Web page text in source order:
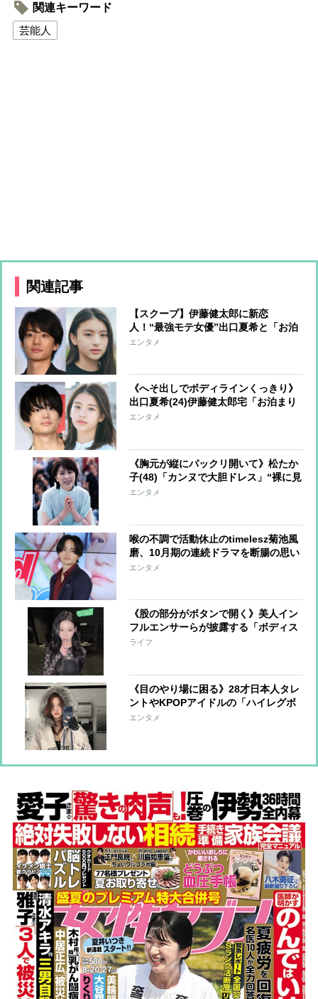
関連キーワード
芸能人
関連記事
【スクープ】伊藤健太郎に新恋
人！“最強モテ女優”出口夏希と「お泊
まり愛」 元カノと破局後の伊藤がグ
エンタメ
《へそ出しでボディラインくっきり》
出口夏希(24)伊藤健太郎宅「お泊まり
私服」にファン熱視線「Z世代のファ
エンタメ
《胸元が縦にパックリ開いて》松たか
子(48)「カンヌで大胆ドレス」“裸に見
える規制”続くなか「圧巻の気品」
エンタメ
喉の不調で活動休止のtimelesz菊池風
磨、10月期の連続ドラマを断腸の思い
で降板 代役オファーを二つ返事で引
エンタメ
《股の部分がボタンで開く》美人イン
フルエンサーらが披露する「ボディス
ーツ」が体型論争に「今夏日本でも流
ライフ
《目のやり場に困る》28才日本人タレ
ントやKPOPアイドルの「ハイレグボ
ディスーツ」に賛否、実は「性的な意
エンタメ